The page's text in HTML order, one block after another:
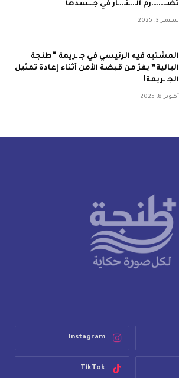
تضـ.ــ..ــ.رم الـ..ـنـ..ـار في جـ.ـسدها
سبتمبر 3, 2025
المشتبه فيه الرئيسي في جـ ـريمة “طنجة
البالية” يفرّ من قبضة الأمن أثناء إعادة تمثيل
الجـ ـريمة!
أكتوبر 8, 2025
Instagram
TikTok